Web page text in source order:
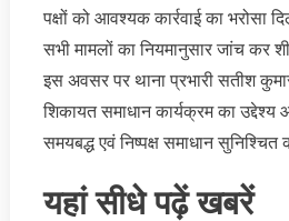
पक्षों को आवश्यक कार्रवाई का भरोसा
सभी मामलों का नियमानुसार जांच कर
इस अवसर पर थाना प्रभारी सतीश
शिकायत समाधान कार्यक्रम का
समयबद्ध एवं निष्पक्ष समाधान सुनिश्चित
यहां सीधे पढ़ें खबरें